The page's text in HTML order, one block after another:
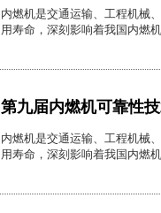
内燃机是交通运输、工程机械
用寿命，深刻影响着我国内燃
第九届内燃机可靠性
内燃机是交通运输、工程机械
用寿命，深刻影响着我国内燃